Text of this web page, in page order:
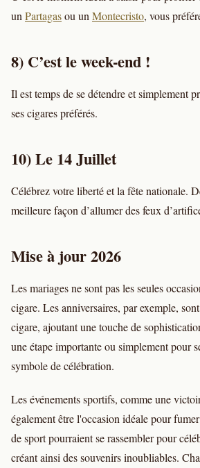
un Partagasou un Montecristo, vous
8) C’est le week-end !
Il est temps de se détendre et simplement
ses cigares préférés.
10) Le 14 Juillet
Célébrez votre liberté et la fête nationale.
meilleure façon d’allumer des feux
Mise à jour 2026
Les mariages ne sont pas les seules
cigare. Les anniversaires, par exemple,
cigare, ajoutant une touche de
une étape importante ou simplement pour
symbole de célébration.
Les événements sportifs, comme une
également être l'occasion idéale pour
de sport pourraient se rassembler pour
créant ainsi des souvenirs inoubliables.